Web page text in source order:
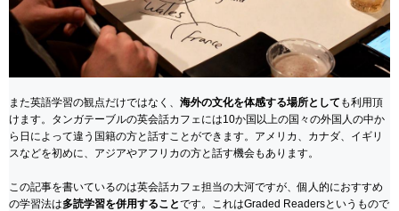
また英語学習の観点だけではなく、 海外の文化を体感する場所として も利用頂
けます。タンガテーブルの英会話カフェには10か国以上の国々の外国人の中か
ら日によって違う国籍の方と話すことができます。アメリカ、カナダ、イギリ
スなどを初めに、アジアやアフリカの方と話す機会もあります。
この記事を書いているのは英会話カフェ担当の大河ですが、個人的におすすめ
の学習法は多読学習を併用することです。これはGraded Readersというもので